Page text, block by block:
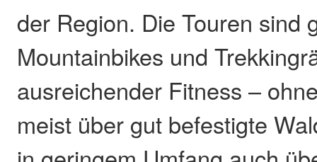
der Region. Die Touren sind
Mountainbikes und
ausreichender Fitness –
meist über gut befestigte